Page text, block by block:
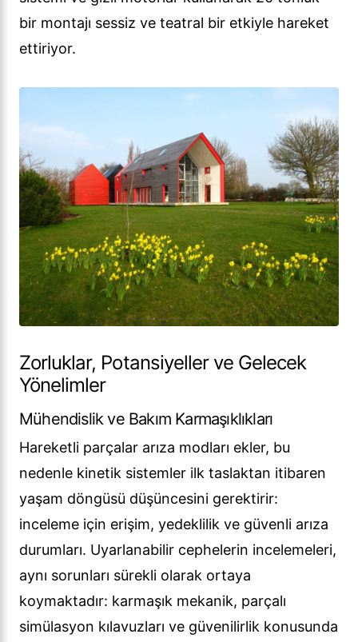
bir montajı sessiz ve teatral bir etkiyle hareket
ettiriyor.
Zorluklar, Potansiyeller ve Gelecek
Yönelimler
Mühendislik ve Bakım Karmaşıklıkları
Hareketli parçalar arıza modları ekler, bu
nedenle kinetik sistemler ilk taslaktan itibaren
yaşam döngüsü düşüncesini gerektirir:
inceleme için erişim, yedeklilik ve güvenli arıza
durumları. Uyarlanabilir cephelerin incelemeleri,
aynı sorunları sürekli olarak ortaya
koymaktadır: karmaşık mekanik, parçalı
simülasyon kılavuzları ve güvenilirlik konusunda